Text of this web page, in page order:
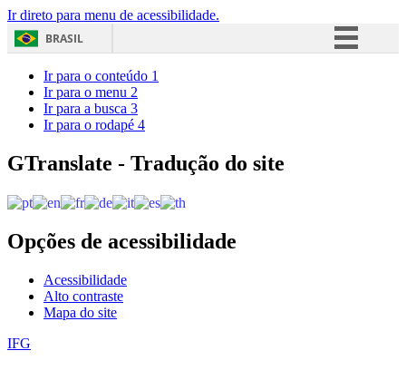
Ir direto para menu de acessibilidade.
BRASIL
Acesso à informação
Ir para o conteúdo 1
Ir para o menu 2
Ir para a busca 3
Ir para o rodapé 4
GTranslate - Tradução do site
Opções de acessibilidade
Acessibilidade
Alto contraste
Mapa do site
IFG